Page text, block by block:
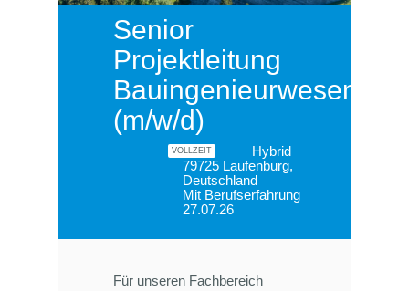
Senior
Projektleitung
Bauingenieurwesen
(m/w/d)
VOLLZEIT
Hybrid
79725 Laufenburg,
Deutschland
Mit Berufserfahrung
27.07.26
Für unseren Fachbereich